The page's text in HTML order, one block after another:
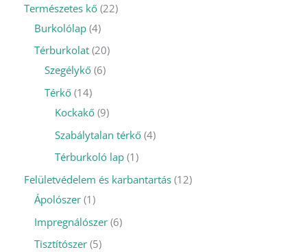
Természetes kő 22
Burkolólap 4
Térburkolat 20
Szegélykő 6
Térkő 14
Kockakő 9
Szabálytalan térkő 4
Térburkoló lap 1
Felületvédelem és karbantartás 12
Ápolószer 1
Impregnálószer 6
Tisztítószer 5